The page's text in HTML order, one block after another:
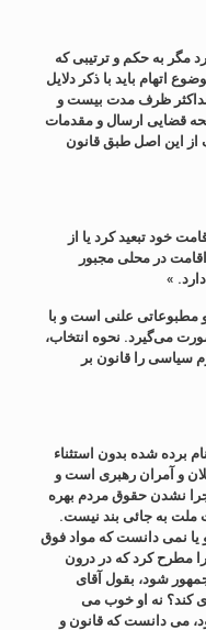
مگر به حکم و ترتیبی که
اتهام باید با ذکر دلایل
و حداکثر ظرف مدت بیست و
قضایی ارسال و مقدمات
از این اصل طبق قانون
خود تبعید کرد یا از
در محلی مجبور
.
»
مطبوعاتی علنی است و با
می‌گیرد. نحوه انتخاب،
سیاسی را قانون بر
برده شده بدون استثناء
و آمران رهبری است و
نشدن حقوق مردم بهره
به جائی بند نیست.
یا نمی دانست که مواد فوق
مطرح کرد که در درون
شود، بقول آقای
کند؟ نه او خوب می
می دانست که قانون و